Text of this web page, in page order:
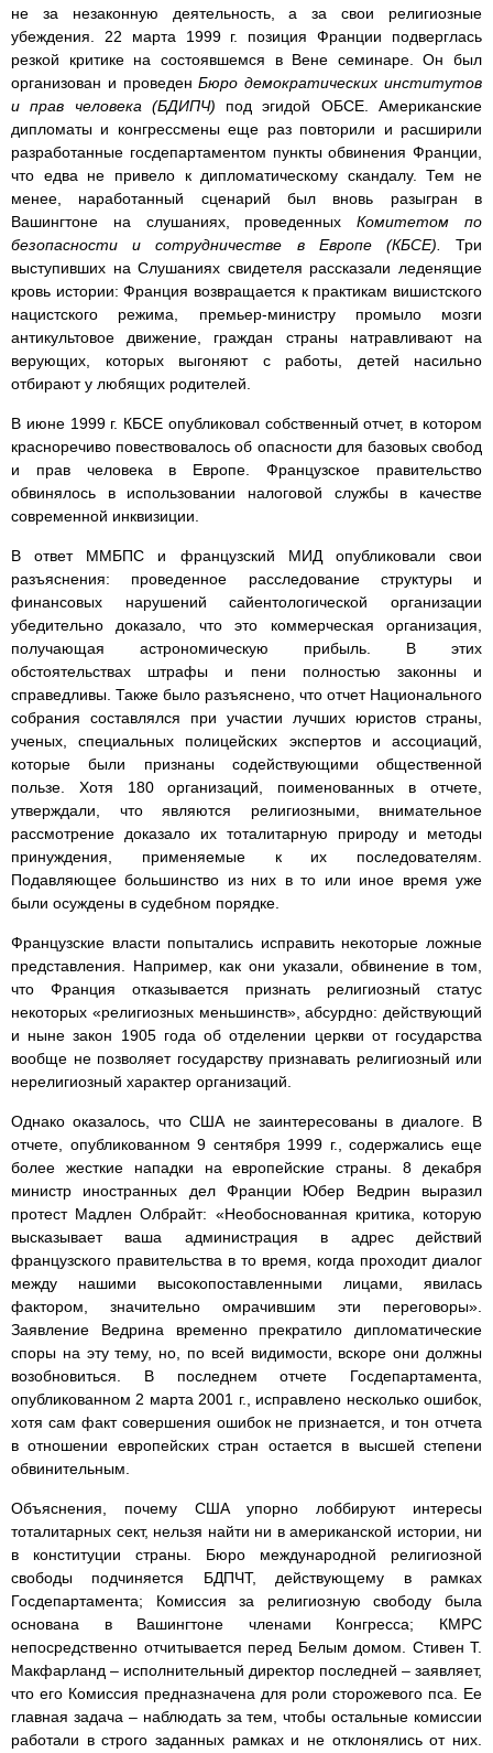
не за незаконную деятельность, а за свои религиозные
убеждения. 22 марта 1999 г. позиция Франции подверглась
резкой критике на состоявшемся в Вене семинаре. Он был
организован и проведенБюро демократических институтов
и прав человека (БДИПЧ) под эгидой ОБСЕ. Американские
дипломаты и конгрессмены еще раз повторили и расширили
разработанные госдепартаментом пункты обвинения Франции,
что едва не привело к дипломатическому скандалу. Тем не
менее, наработанный сценарий был вновь разыгран в
Вашингтоне на слушаниях, проведенныхКомитетом по
безопасности и сотрудничестве в Европе (КБСЕ).
Три
выступивших на Слушаниях свидетеля рассказали леденящие
кровь истории: Франция возвращается к практикам вишистского
нацистского режима, премьер-министру промыло мозги
антикультовое движение, граждан страны натравливают на
верующих, которых выгоняют с работы, детей насильно
отбирают у любящих родителей.
В июне 1999 г. КБСЕ опубликовал собственный отчет, в котором
красноречиво повествовалось об опасности для базовых свобод
и прав человека в Европе. Французское правительство
обвинялось в использовании налоговой службы в качестве
современной инквизиции.
В ответ ММБПС и французский МИД опубликовали свои
разъяснения: проведенное расследование структуры и
финансовых нарушений сайентологической организации
убедительно доказало, что это коммерческая организация,
получающая астрономическую прибыль. В этих
обстоятельствах штрафы и пени полностью законны и
справедливы. Также было разъяснено, что отчет Национального
собрания составлялся при участии лучших юристов страны,
ученых, специальных полицейских экспертов и ассоциаций,
которые были признаны содействующими общественной
пользе. Хотя 180 организаций, поименованных в отчете,
утверждали, что являются религиозными, внимательное
рассмотрение доказало их тоталитарную природу и методы
принуждения, применяемые к их последователям.
Подавляющее большинство из них в то или иное время уже
были осуждены в судебном порядке.
Французские власти попытались исправить некоторые ложные
представления. Например, как они указали, обвинение в том,
что Франция отказывается признать религиозный статус
некоторых «религиозных меньшинств», абсурдно: действующий
и ныне закон 1905 года об отделении церкви от государства
вообще не позволяет государству признавать религиозный или
нерелигиозный характер организаций.
Однако оказалось, что США не заинтересованы в диалоге. В
отчете, опубликованном 9 сентября 1999 г., содержались еще
более жесткие нападки на европейские страны. 8 декабря
министр иностранных дел Франции Юбер Ведрин выразил
протест Мадлен Олбрайт: «Необоснованная критика, которую
высказывает ваша администрация в адрес действий
французского правительства в то время, когда проходит диалог
между нашими высокопоставленными лицами, явилась
фактором, значительно омрачившим эти переговоры».
Заявление Ведрина временно прекратило дипломатические
споры на эту тему, но, по всей видимости, вскоре они должны
возобновиться. В последнем отчете Госдепартамента,
опубликованном 2 марта 2001 г., исправлено несколько ошибок,
хотя сам факт совершения ошибок не признается, и тон отчета
в отношении европейских стран остается в высшей степени
обвинительным.
Объяснения, почему США упорно лоббируют интересы
тоталитарных сект, нельзя найти ни в американской истории, ни
в конституции страны. Бюро международной религиозной
свободы подчиняется БДПЧТ, действующему в рамках
Госдепартамента; Комиссия за религиозную свободу была
основана в Вашингтоне членами Конгресса; КМРС
непосредственно отчитывается перед Белым домом. Стивен Т.
Макфарланд – исполнительный директор последней – заявляет,
что его Комиссия предназначена для роли сторожевого пса. Ее
главная задача – наблюдать за тем, чтобы остальные комиссии
работали в строго заданных рамках и не отклонялись от них.